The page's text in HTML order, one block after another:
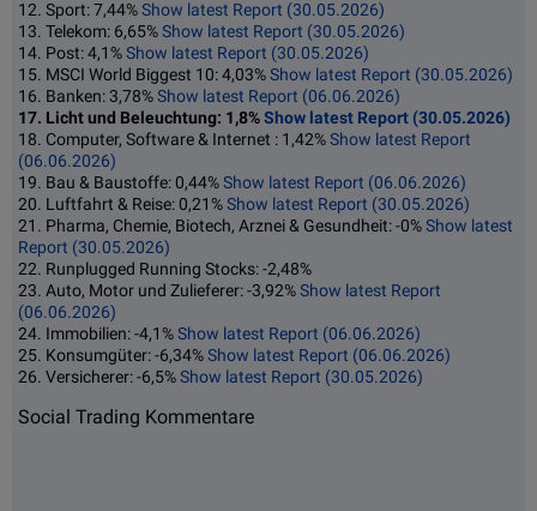
12. Sport: 7,44%Show latest Report (30.05.2026)
13. Telekom: 6,65%Show latest Report (30.05.2026)
14. Post: 4,1%Show latest Report (30.05.2026)
15. MSCI World Biggest 10: 4,03%Show latest Report (30.05.2026)
16. Banken: 3,78%Show latest Report (06.06.2026)
17. Licht und Beleuchtung: 1,8%Show latest Report (30.05.2026)
18. Computer, Software & Internet : 1,42%Show latest Report
(06.06.2026)
19. Bau & Baustoffe: 0,44%Show latest Report (06.06.2026)
20. Luftfahrt & Reise: 0,21%Show latest Report (30.05.2026)
21. Pharma, Chemie, Biotech, Arznei & Gesundheit: -0%Show latest
Report (30.05.2026)
22. Runplugged Running Stocks: -2,48%
23. Auto, Motor und Zulieferer: -3,92%Show latest Report
(06.06.2026)
24. Immobilien: -4,1%Show latest Report (06.06.2026)
25. Konsumgüter: -6,34%Show latest Report (06.06.2026)
26. Versicherer: -6,5%Show latest Report (30.05.2026)
Social Trading Kommentare